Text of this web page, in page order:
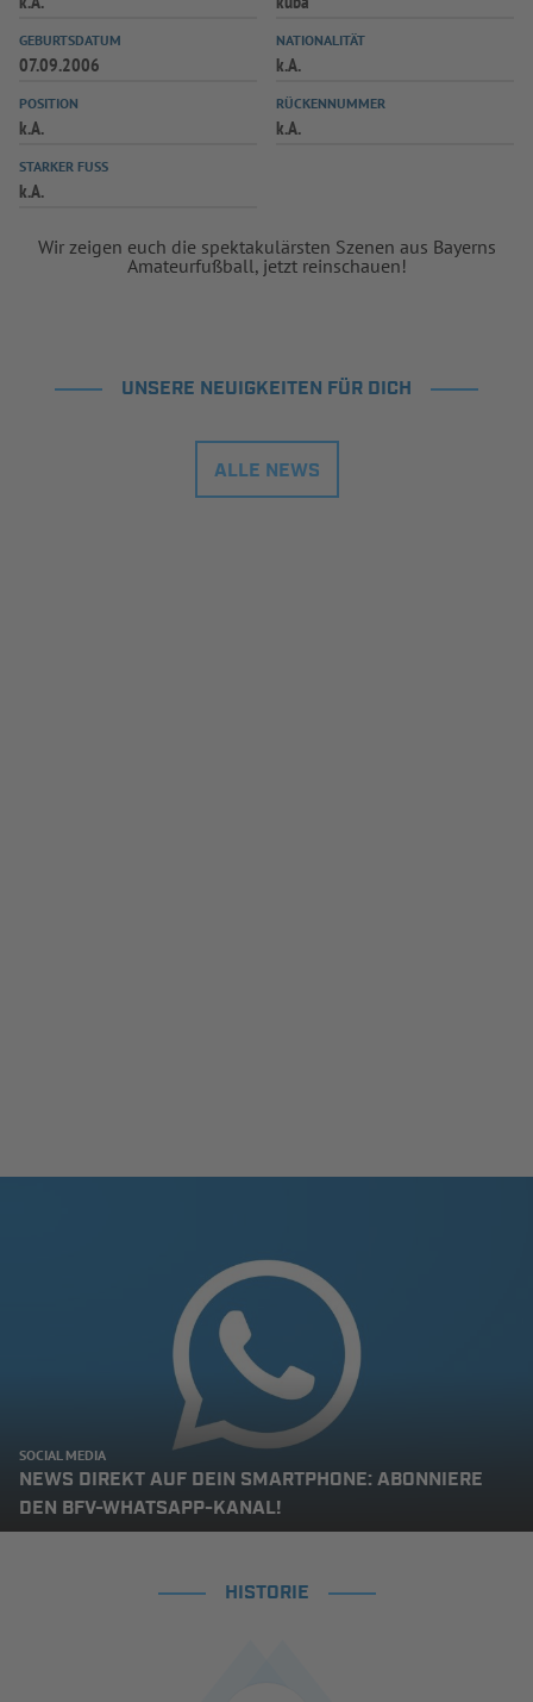
GEBURTSDATUM
07.09.2006
NATIONALITÄT
k.A.
POSITION
k.A.
RÜCKENNUMMER
k.A.
STARKER FUSS
k.A.
Wir zeigen euch die spektakulärsten Szenen aus Bayerns
Amateurfußball, jetzt reinschauen!
UNSERE NEUIGKEITEN FÜR DICH
ALLE NEWS
SOCIAL MEDIA
NEWS DIREKT AUF DEIN SMARTPHONE: ABONNIERE
DEN BFV-WHATSAPP-KANAL!
HISTORIE